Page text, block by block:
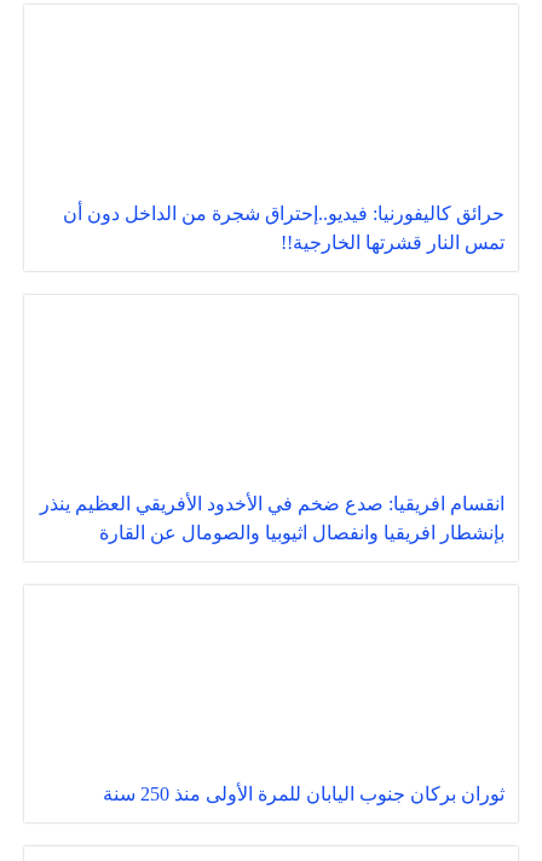
حرائق كاليفورنيا: فيديو..إحتراق شجرة من الداخل دون أن
تمس النار قشرتها الخارجية!!
انقسام افريقيا: صدع ضخم في الأخدود الأفريقي العظيم ينذر
بإنشطار افريقيا وانفصال اثيوبيا والصومال عن القارة
ثوران بركان جنوب اليابان للمرة الأولى منذ 250 سنة